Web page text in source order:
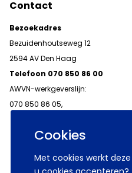
Cookies
Met cookies werkt
Contact
Bezoekadres
Bezuidenhoutseweg 12
2594 AV Den Haag
Telefoon 070 850 86 00
AWVN-werkgeverslijn:
070 850 86 05,